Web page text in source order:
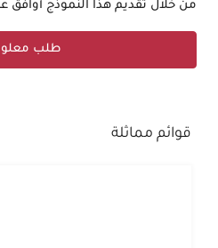
من خلال تقديم هذا النموذج أوافق
طلب
قوائم مماثلة